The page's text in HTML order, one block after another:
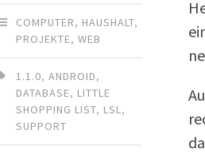
COMPUTER, HAUSHALT,
PROJEKTE,WEB
1.1.0,ANDROID,
DATABASE, LITTLE
SHOPPING LIST, LSL,
SUPPORT